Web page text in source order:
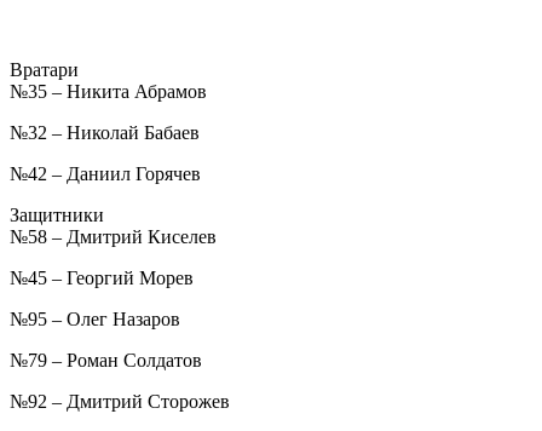
Вратари
№35 – Никита Абрамов
№32 – Николай Бабаев
№42 – Даниил Горячев
Защитники
№58 – Дмитрий Киселев
№45 – Георгий Морев
№95 – Олег Назаров
№79 – Роман Солдатов
№92 – Дмитрий Сторожев